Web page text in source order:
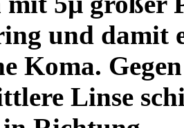
und damit
Koma.
Linse